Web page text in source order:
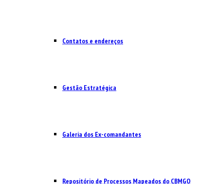
Contatos e endereços
Gestão Estratégica
Galeria dos Ex-comandantes
Repositório de Processos Mapeados do CBMGO